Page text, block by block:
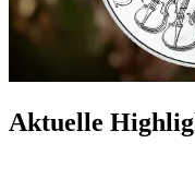
Aktuelle